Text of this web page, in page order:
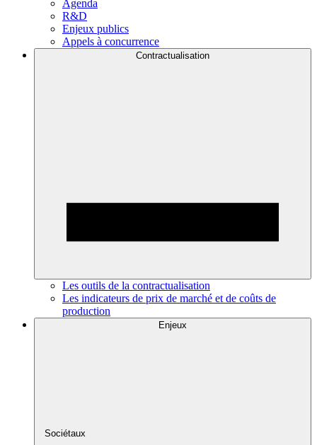
Agenda
R&D
Enjeux publics
Appels à concurrence
Contractualisation
Les outils de la contractualisation
Les indicateurs de prix de marché et de coûts de
production
Enjeux
Sociétaux